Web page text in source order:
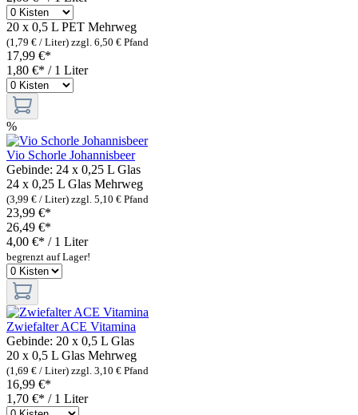
20 x 0,5 L PET Mehrweg
(1,79 € / Liter) zzgl. 6,50 € Pfand
17,99 €*
1,80 €* / 1 Liter
%
Vio Schorle Johannisbeer
Gebinde: 24 x 0,25 L Glas
24 x 0,25 L Glas Mehrweg
(3,99 € / Liter) zzgl. 5,10 € Pfand
23,99 €*
26,49 €*
4,00 €* / 1 Liter
begrenzt auf Lager!
Zwiefalter ACE Vitamina
Gebinde: 20 x 0,5 L Glas
20 x 0,5 L Glas Mehrweg
(1,69 € / Liter) zzgl. 3,10 € Pfand
16,99 €*
1,70 €* / 1 Liter